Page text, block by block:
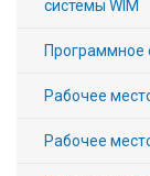
Каталог
системы WIM
Программное
Рабочее
Рабочее